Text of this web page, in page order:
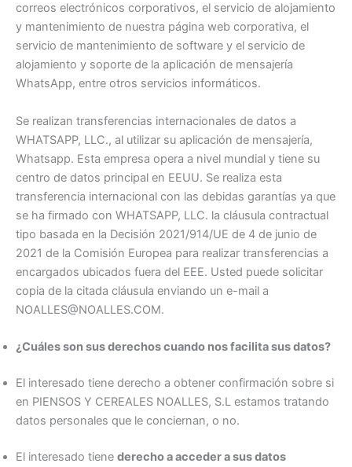
correos electrónicos corporativos, el servicio de alojamiento
y mantenimiento de nuestra página web corporativa, el
servicio de mantenimiento de software y el servicio de
alojamiento y soporte de la aplicación de mensajería
WhatsApp, entre otros servicios informáticos.
Se realizan transferencias internacionales de datos a
WHATSAPP, LLC., al utilizar su aplicación de mensajería,
Whatsapp. Esta empresa opera a nivel mundial y tiene su
centro de datos principal en EEUU. Se realiza esta
transferencia internacional con las debidas garantías ya que
se ha firmado con WHATSAPP, LLC. la cláusula contractual
tipo basada en la Decisión 2021/914/UE de 4 de junio de
2021 de la Comisión Europea para realizar transferencias a
encargados ubicados fuera del EEE. Usted puede solicitar
copia de la citada cláusula enviando un e-mail a
NOALLES@NOALLES.COM.
¿Cuáles son sus derechos cuando nos facilita sus datos?
El interesado tiene derecho a obtener confirmación sobre si
en PIENSOS Y CEREALES NOALLES, S.L estamos tratando
datos personales que le conciernan, o no.
El interesado tiene derecho a acceder a sus datos